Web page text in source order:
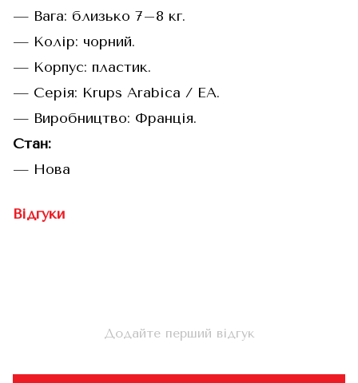
— Вага: близько 7–8 кг.
— Колір: чорний.
— Корпус: пластик.
— Серія: Krups Arabica / EA.
— Виробництво: Франція.
Стан:
— Нова
Відгуки
Додайте перший відгук